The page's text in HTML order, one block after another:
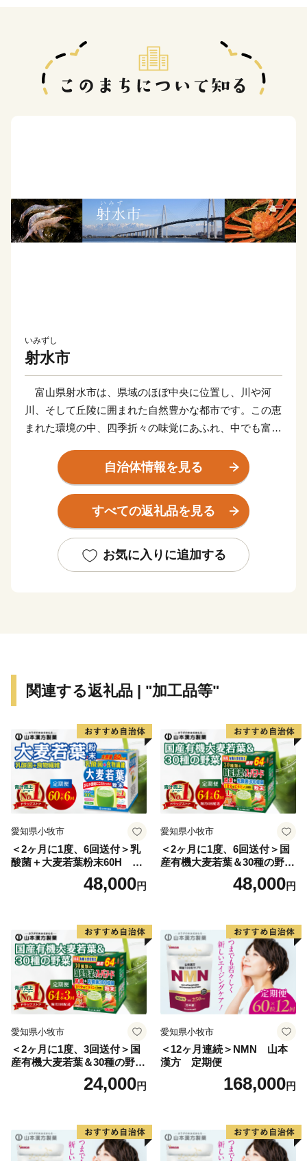
いみずし
射水市
富山県射水市は、県域のほぼ中央に位置し、川や河
川、そして丘陵に囲まれた自然豊かな都市です。この恵
まれた環境の中、四季折々の味覚にあふれ、中でも富山
ビ」等の新鮮な魚介類は全国的にも有名です。
平成27年3月には北陸新幹線が開業し、富山・東京間
を最速2時間8分で結び、射水市へのアクセスも大変良く
なりました。市内には見どころも多く、ベイエリアには
地「海王丸パーク」、周辺を流れる「内川」は、東洋の
ベニスと評価され、映画のロケ地として脚光を浴びてお
自治体情報を見る
すべての返礼品を見る
お気に入りに追加する
関連する返礼品 | "加工品等"
愛知県小牧市
＜2ヶ月に1度、6回送付＞乳
酸菌＋大麦若葉粉末60H 山
48,000円
愛知県小牧市
＜2ヶ月に1度、6回送付＞国
産有機大麦若葉＆30種の野
菜 山本漢方 定期便
48,000円
愛知県小牧市
＜2ヶ月に1度、3回送付＞国
産有機大麦若葉＆30種の野
菜 山本漢方 定期便
24,000円
愛知県小牧市
＜12ヶ月連続＞NMN 山本
漢方 定期便
168,000円